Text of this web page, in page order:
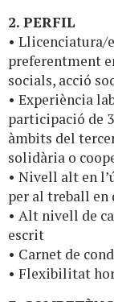
2. PERFIL
• Llicenciatura/
preferentment
socials, acció
• Experiència
participació de
àmbits del
solidària o
• Nivell alt en
per al treball
• Alt nivell de
escrit
• Carnet de
• Flexibilitat